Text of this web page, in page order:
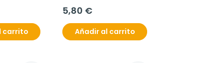
carrito
5,80 €
Añadir al carrito